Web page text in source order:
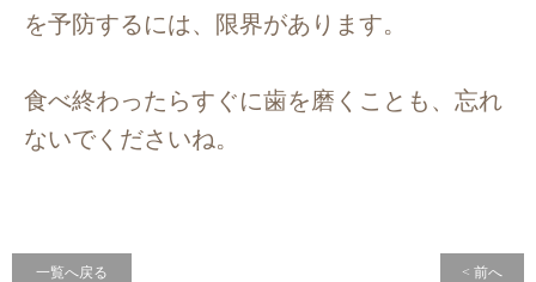
を予防するには、限界があります。
食べ終わったらすぐに歯を磨くことも、忘れ
ないでくださいね。
一覧へ戻る < 前へ